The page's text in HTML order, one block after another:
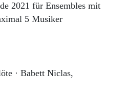
2021 für Ensembles mit
5 Musiker
· Babett Niclas,